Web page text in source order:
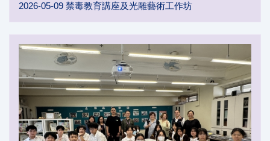
2026-05-09 禁毒教育講座及光雕藝術工作坊